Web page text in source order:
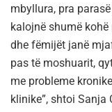
mbyllura, pra
kalojnë shumë
dhe fëmijët janë
pas të moshuarit,
me probleme
klinike”, shtoi Sanja